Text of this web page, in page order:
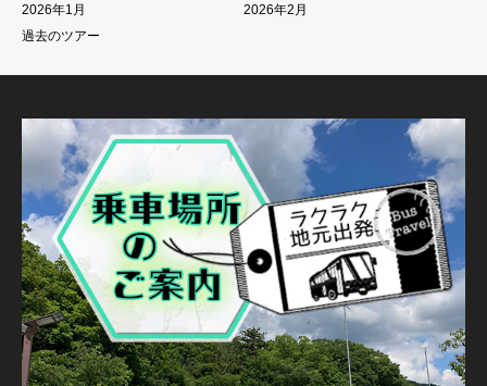
2026年1月
2026年2月
過去のツアー